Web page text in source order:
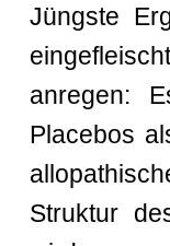
Jüngste
anregen:
Placebos
Struktur